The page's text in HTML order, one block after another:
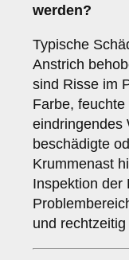
werden?
Typische
Anstrich
sind Risse im
Farbe,
eindringendes
beschädigte
Krummenast
Inspektion der
und